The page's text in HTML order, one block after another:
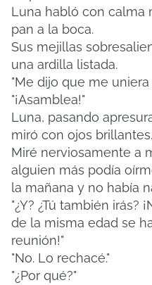
Luna habló con calma
pan a la boca.
Sus mejillas
una ardilla listada.
"Me dijo que me uniera
"¡Asamblea!"
Luna, pasando
miró con ojos brillantes.
Miré nerviosamente a
alguien más podía
la mañana y no había
"¿Y? ¿Tú también irás?
de la misma edad se
reunión!"
"No. Lo rechacé."
"¿Por qué?"